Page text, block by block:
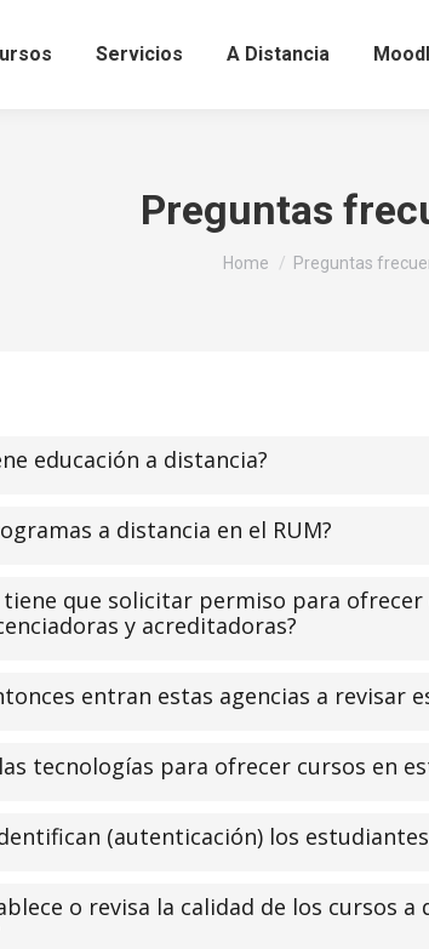
Servicios A Distancia
Preguntas
You are here:
Home Preguntas
educación a distancia?
a distancia en el RUM?
tiene que solicitar permiso para
y acreditadoras?
entran estas agencias a revisar
tecnologías para ofrecer cursos en
(autenticación) los
o revisa la calidad de los cursos